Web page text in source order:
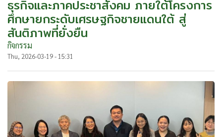
ธุรกิจและภาคประชาสังคม ภายใต้โครงการ
ศึกษายกระดับเศรษฐกิจชายแดนใต้ สู่
สันติภาพที่ยั่งยืน
กิจกรรม
Thu, 2026-03-19 - 15:31